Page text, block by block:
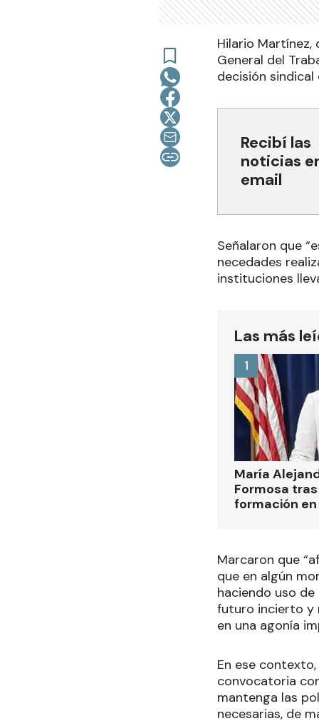
Hilario
General del
decisión
Recibí las
noticias
email
Señalaron que
necedades
instituciones
Las más
María
Formosa
formación
1
Marcaron que
que en algún
haciendo uso
futuro incierto y
en una agonía
En ese
convocatoria
mantenga las
necesarias, de